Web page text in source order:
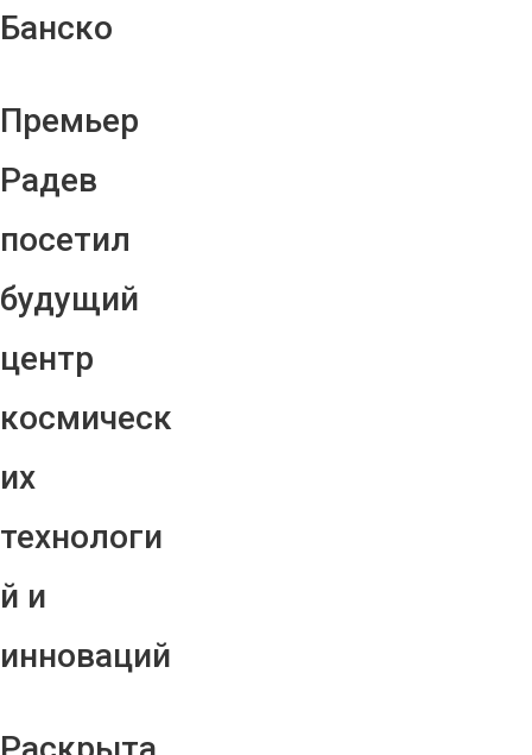
Банско
Премьер
Радев
посетил
будущий
центр
космическ
их
технологи
й и
инноваций